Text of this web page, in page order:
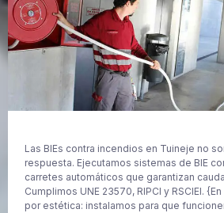
Las BIEs contra incendios en Tuineje no
respuesta. Ejecutamos sistemas de BIE
carretes automáticos que garantizan
Cumplimos UNE 23570, RIPCI y RSCIEI.
por estética: instalamos para que